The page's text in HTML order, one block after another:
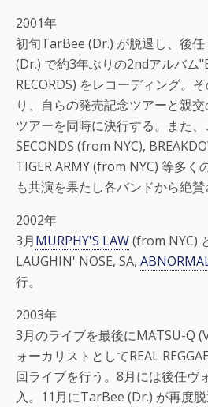
2001年
初旬TarBee (Dr.) が脱退し、後
(Dr.) で約3年ぶりの2ndアルバム
RECORDS) をレコーディング。
り、自らの発売記念ツアーと親
ツアーを同時に決行する。また
SECONDS (from NYC),
TIGER ARMY (from NYC) 等多く
も共演を果たし各バンドから絶賛
2002年
3月MURPHY'S LAW(from NYC)
LAUGHIN' NOSE, SA,
行。
2003年
3月のライブを最後にMATSU-Q
ォーカリストとしてREAL
回ライブを行う。8月には後任ヴ
入。11月にTarBee (Dr.) が再度脱